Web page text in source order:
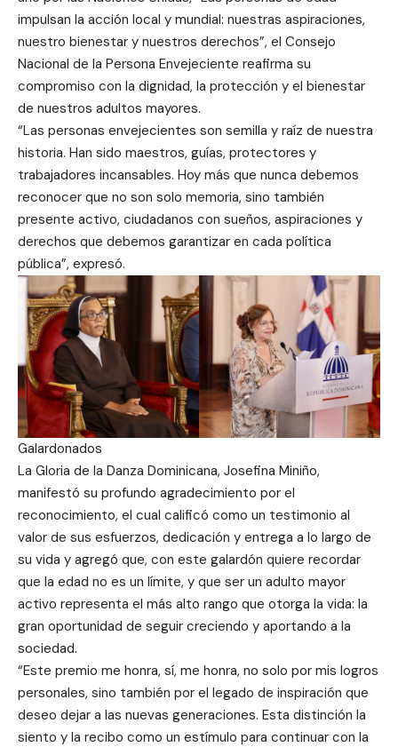
impulsan la acción local y mundial: nuestras aspiraciones,
nuestro bienestar y nuestros derechos”, el Consejo
Nacional de la Persona Envejeciente reafirma su
compromiso con la dignidad, la protección y el bienestar
de nuestros adultos mayores.
“Las personas envejecientes son semilla y raíz de nuestra
historia. Han sido maestros, guías, protectores y
trabajadores incansables. Hoy más que nunca debemos
reconocer que no son solo memoria, sino también
presente activo, ciudadanos con sueños, aspiraciones y
derechos que debemos garantizar en cada política
pública”, expresó.
Galardonados
La Gloria de la Danza Dominicana, Josefina Miniño,
manifestó su profundo agradecimiento por el
reconocimiento, el cual calificó como un testimonio al
valor de sus esfuerzos, dedicación y entrega a lo largo de
su vida y agregó que, con este galardón quiere recordar
que la edad no es un límite, y que ser un adulto mayor
activo representa el más alto rango que otorga la vida: la
gran oportunidad de seguir creciendo y aportando a la
sociedad.
“Este premio me honra, sí, me honra, no solo por mis logros
personales, sino también por el legado de inspiración que
deseo dejar a las nuevas generaciones. Esta distinción la
siento y la recibo como un estímulo para continuar con la